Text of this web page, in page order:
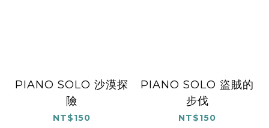
PIANO SOLO 沙漠探
險
NT$150
PIANO SOLO 盜賊的
步伐
NT$150